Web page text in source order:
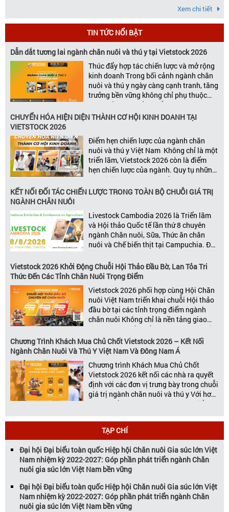
Xem chi tiết
TIN TỨC NỔI BẬT
Dẫn dắt tương lai ngành chăn nuôi và thú y tại Vietstock 2026
Thúc đẩy hợp tác chiến lược và mở rộng
kinh doanh Trong bối cảnh ngành chăn
nuôi và thú y ngày càng cạnh tranh, tăng
trưởng bền vững không chỉ phụ thuộc
vào chất lượng sản phẩm hay năng lực
đổi mới, mà còn được thúc đẩy bởi khả
năng xây dựng các mối quan […]
CHUYỂN HÓA HIỆN DIỆN THÀNH CƠ HỘI KINH DOANH TẠI
VIETSTOCK 2026
Điểm hẹn chiến lược của ngành chăn
nuôi và thú y Việt Nam Không chỉ là một
triển lãm, Vietstock 2026 còn là điểm
hẹn chiến lược của ngành. Quy tụ những
đơn vị kinh doanh hàng đầu, những lãnh
đạo và nhà cung cấp trong chuỗi giá
trị ngành, Vietstock mang đến nền tảng
giá trị […]
KẾT NỐI ĐỐI TÁC CHIẾN LƯỢC TRONG TOÀN BỘ CHUỖI GIÁ TRỊ
NGÀNH CHĂN NUÔI
Livestock Cambodia 2026 là Triển lãm
và Hội thảo Quốc tế lần thứ 8 chuyên
ngành Chăn nuôi, Sữa, Thức ăn chăn
nuôi và Chế biến thịt tại Campuchia. Đây
được đánh giá là một trong những sự
kiện thương mại thường niên uy tín và
đáng chú ý nhất của ngành nông nghiệp
– chăn […]
Vietstock 2026 Khởi Động Chuỗi Hội Thảo Đầu Bờ, Lan Tỏa Tri
Thức Đến Các Tỉnh Chăn Nuôi Trọng Điểm
Vietstock 2026 phối hợp cùng Hội Chăn
nuôi Việt Nam triển khai chuỗi Hội thảo
đầu bờ tại các tỉnh trọng điểm ngành
chăn nuôi Không chỉ là nền tảng giao
thương hàng đầu của ngành chăn nuôi
và thú y, Vietstock còn là triển lãm duy
nhất tại Việt Nam tổ chức thường niên
Chương Trình Khách Mua Chủ Chốt Vietstock 2026 – Kết Nối
Ngành Chăn Nuôi Và Thú Y Việt Nam Và Đông Nam Á
Chương trình Khách Mua Chủ Chốt
Vietstock 2026 kết nối các nhà ra quyết
định với các đơn vị trưng bày trong chuỗi
giá trị ngành chăn nuôi và thú y Với hơn
20 năm đồng hành cùng sự phát triển
Vietstock đã khẳng định vị thế là triển […]
TẠP CHÍ
Đại hội Đại biểu toàn quốc Hiệp hội Chăn nuôi Gia súc lớn Việt
Nam nhiệm kỳ 2022-2027: Góp phần phát triển ngành Chăn
nuôi gia súc lớn Việt Nam bền vững
Đại hội Đại biểu toàn quốc Hiệp hội Chăn nuôi Gia súc lớn Việt
Nam nhiệm kỳ 2022-2027: Góp phần phát triển ngành Chăn
nuôi gia súc lớn Việt Nam bền vững